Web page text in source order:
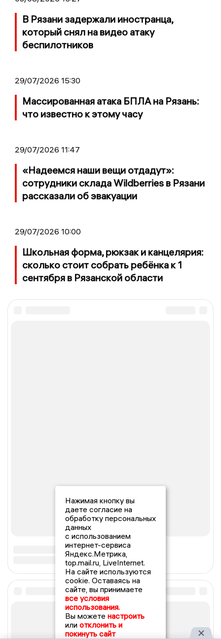
В Рязани задержали иностранца,
который снял на видео атаку
беспилотников
29/07/2026 15:30
Массированная атака БПЛА на Рязань:
что известно к этому часу
29/07/2026 11:47
«Надеемся наши вещи отдадут»:
сотрудники склада Wildberries в Рязани
рассказали об эвакуации
29/07/2026 10:00
Школьная форма, рюкзак и канцелярия:
сколько стоит собрать ребёнка к 1
сентября в Рязанской области
Нажимая кнопку вы
даете согласие на
обработку персональных
данных
с использованием
интернет-сервиса
Яндекс.Метрика,
top.mail.ru, LiveInternet.
На сайте используются
cookie. Оставаясь на
сайте, вы принимаете
все условия
использования.
Вы можете настроить
или отклонить и
покинуть сайт